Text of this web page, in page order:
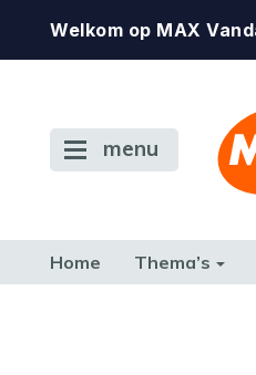
Welkom op MAX
menu
Home Thema’s